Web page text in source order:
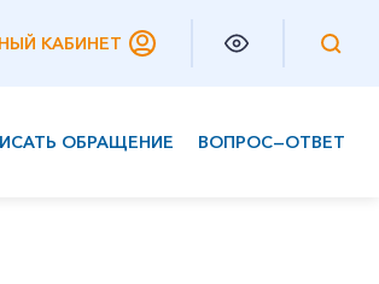
КАБИНЕТ
ОБРАЩЕНИЕ ВОПРОС—ОТВЕТ